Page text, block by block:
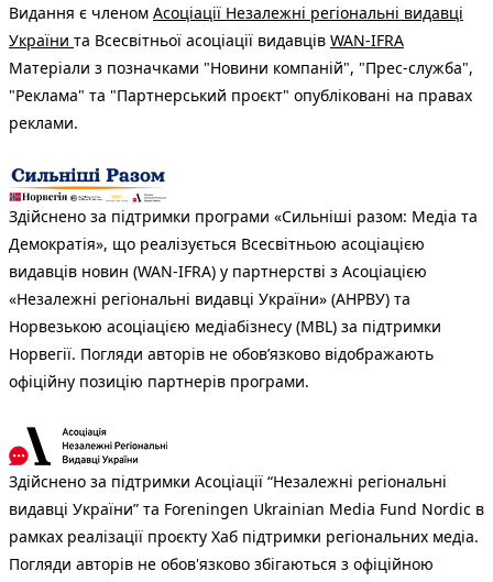
Видання є членом Асоціації Незалежні регіональні видавці
України та Всесвітньої асоціації видавців WAN-IFRA
Матеріали з позначками "Новини компаній", "Прес-служба",
"Реклама" та "Партнерський проєкт" опубліковані на правах
реклами.
Здійснено за підтримки програми «Сильніші разом: Медіа та
Демократія», що реалізується Всесвітньою асоціацією
видавців новин (WAN-IFRA) у партнерстві з Асоціацією
«Незалежні регіональні видавці України» (АНРВУ) та
Норвезькою асоціацією медіабізнесу (MBL) за підтримки
Норвегії. Погляди авторів не обов’язково відображають
офіційну позицію партнерів програми.
Здійснено за підтримки Асоціації “Незалежні регіональні
видавці України” та Foreningen Ukrainian Media Fund Nordic в
рамках реалізації проєкту Хаб підтримки регіональних медіа.
Погляди авторів не обов'язково збігаються з офіційною